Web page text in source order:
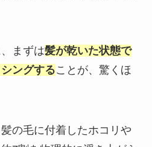
まずは髪が乾いた状態で
ングすることが、驚くほ
の毛に付着したホコリや